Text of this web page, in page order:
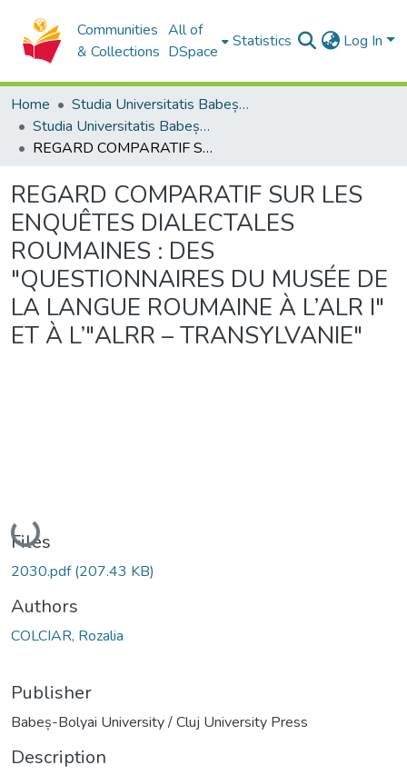
Communities
& Collections
All of
DSpace
Statistics Log In
Home
Studia Universitatis Babeș-Bolyai Collection
Studia Universitatis Babeș-Bolyai Philologia
REGARD COMPARATIF SUR LES ENQUÊTES DIALECTALES ROUMAINES : DES "QUESTIONNAIRES DU MUSÉE DE LA LANGUE ROUMAINE À L’ALR I" ET À L’"ALRR – TRANSYLVANIE"
REGARD COMPARATIF SUR LES
ENQUÊTES DIALECTALES
ROUMAINES : DES
"QUESTIONNAIRES DU MUSÉE DE
LA LANGUE ROUMAINE À L’ALR I"
ET À L’"ALRR – TRANSYLVANIE"
Loading...
Files
2030.pdf(207.43 KB)
Authors
COLCIAR, Rozalia
Publisher
Babeș-Bolyai University / Cluj University Press
Description